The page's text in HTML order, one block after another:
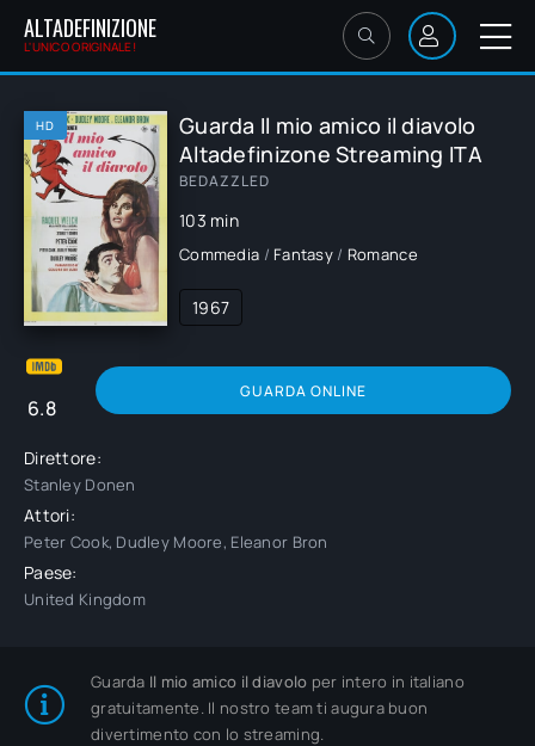
ALTADEFINIZIONE
L'UNICO ORIGINALE!
HD
Guarda Il mio amico il diavolo
Altadefinizone Streaming ITA
BEDAZZLED
103 min
Commedia / Fantasy / Romance
1967
6.8
GUARDA ONLINE
Direttore:
Stanley Donen
Attori:
Peter Cook, Dudley Moore, Eleanor Bron
Paese:
United Kingdom
Guarda Il mio amico il diavolo per intero in italiano
gratuitamente. Il nostro team ti augura buon
divertimento con lo streaming.